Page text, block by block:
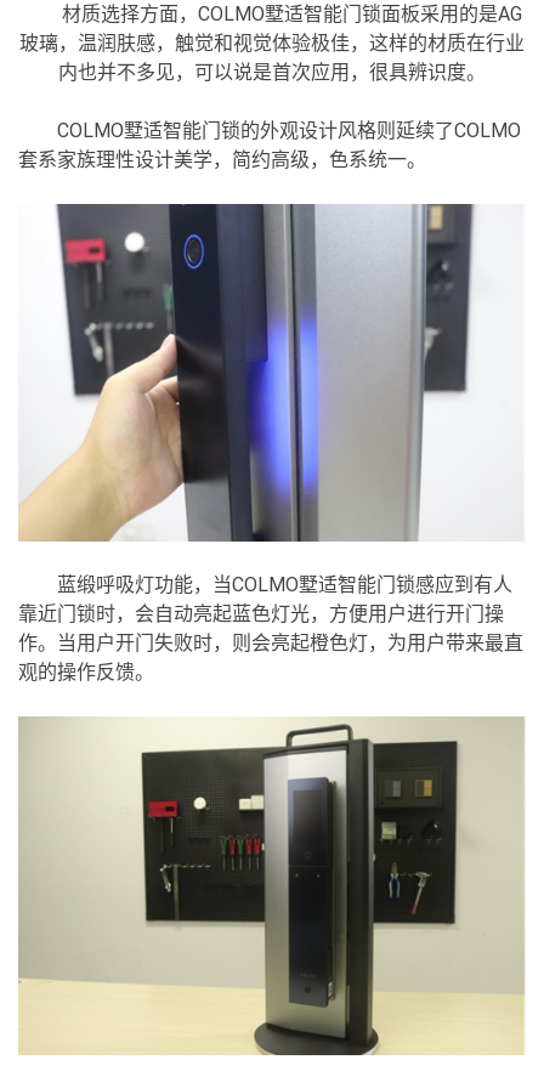
材质选择方面，COLMO墅适智能门锁面板采用的是AG
玻璃，温润肤感，触觉和视觉体验极佳，这样的材质在行业
内也并不多见，可以说是首次应用，很具辨识度。
COLMO墅适智能门锁的外观设计风格则延续了COLMO
套系家族理性设计美学，简约高级，色系统一。
蓝缎呼吸灯功能，当COLMO墅适智能门锁感应到有人
靠近门锁时，会自动亮起蓝色灯光，方便用户进行开门操
作。当用户开门失败时，则会亮起橙色灯，为用户带来最直
观的操作反馈。